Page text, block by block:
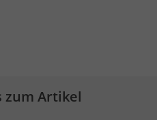
zum Artikel